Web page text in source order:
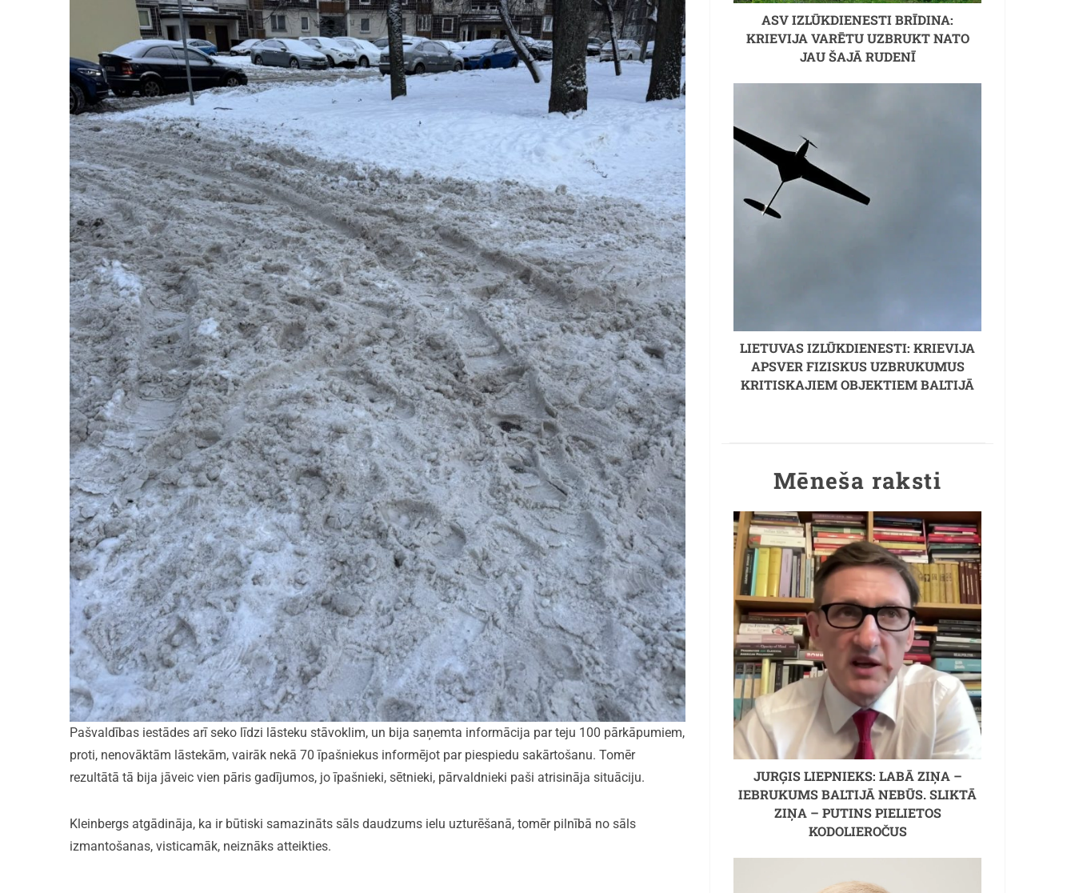
Pašvaldības iestādes arī seko līdzi lāsteku stāvoklim, un bija saņemta informācija par teju 100 pārkāpumiem,
proti, nenovāktām lāstekām, vairāk nekā 70 īpašniekus informējot par piespiedu sakārtošanu. Tomēr
rezultātā tā bija jāveic vien pāris gadījumos, jo īpašnieki, sētnieki, pārvaldnieki paši atrisināja situāciju.
Kleinbergs atgādināja, ka ir būtiski samazināts sāls daudzums ielu uzturēšanā, tomēr pilnībā no sāls
izmantošanas, visticamāk, neiznāks atteikties.
ASV IZLŪKDIENESTI BRĪDINA:
KRIEVIJA VARĒTU UZBRUKT NATO
JAU ŠAJĀ RUDENĪ
LIETUVAS IZLŪKDIENESTI: KRIEVIJA
APSVER FIZISKUS UZBRUKUMUS
KRITISKAJIEM OBJEKTIEM BALTIJĀ
Mēneša raksti
JURĢIS LIEPNIEKS: LABĀ ZIŅA –
IEBRUKUMS BALTIJĀ NEBŪS. SLIKTĀ
ZIŅA – PUTINS PIELIETOS
KODOLIEROČUS